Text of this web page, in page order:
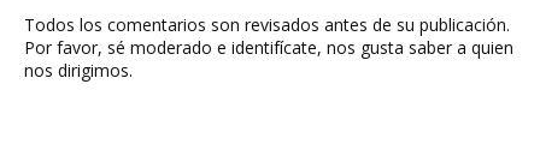
Todos los comentarios son revisados antes de su publicación.
Por favor, sé moderado e identifícate, nos gusta saber a quien
nos dirigimos.